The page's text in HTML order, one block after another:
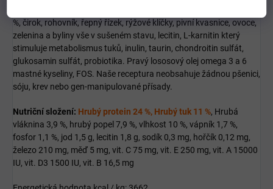
%, čirok, rohovník, řepný řízek, rýžové klíčky, pivní kvasnice, ovoce,
zelenina a byliny vše v sušeném stavu, lecitin, L-karnitin který
stimuluje metabolismus tuků, inulin, taurin, chondroitin sulfát,
glukosamin sulfát, probiotika. Pravý lososový olej omega 3 a 6
mastné kyseliny, FOS. Naše receptura neobsahuje žádnou pšenici,
sóju, krev nebo gen-manipulované přísady.
Nutriční složení: Hrubý protein 24 %, Hrubý tuk 11 %, Hrubá
vláknina 3,9 %, hrubý popel 7,9 %, vlhkost 10 %, vápník 1,7 %,
fosfor 1,1 %, jod 1,5 g, lecitin 1,8 g, sodík 0,3 mg, hořčík 0,12 mg,
železo 210 mg, měď 5 mg, vit. C 75 mg, vit. E 250 mg, vit. A 15000
IU, vit. D3 1500 IU, vit. B 16,5 mg